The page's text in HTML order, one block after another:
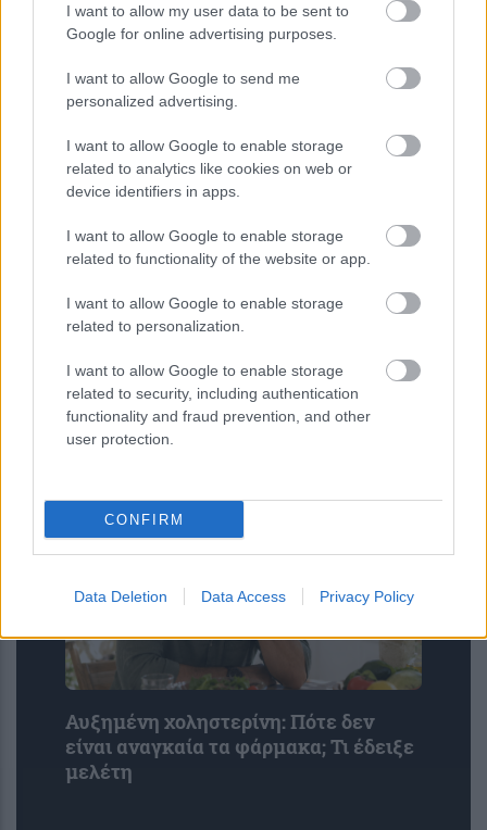
I want to allow my user data to be sent to
Google for online advertising purposes.
I want to allow Google to send me
personalized advertising.
I want to allow Google to enable storage
related to analytics like cookies on web or
device identifiers in apps.
I want to allow Google to enable storage
related to functionality of the website or app.
I want to allow Google to enable storage
related to personalization.
I want to allow Google to enable storage
related to security, including authentication
functionality and fraud prevention, and other
user protection.
CONFIRM
Data Deletion Data Access Privacy Policy
49χρονης Γερμανίδας που
τραυματίστηκε σε δύσβατο σημείο
στη Συκιά
ΕΙΝΑΠ: Καταγγέλλει αιφνιδιαστική
αλλαγή στο πρόγραμμα εφημεριών
Αυξημένη χοληστερίνη: Πότε δεν
είναι αναγκαία τα φάρμακα; Τι έδειξε
μελέτη